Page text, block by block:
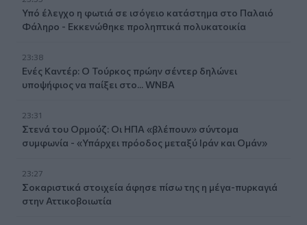
Υπό έλεγχο η φωτιά σε ισόγειο κατάστημα στο Παλαιό
Φάληρο - Εκκενώθηκε προληπτικά πολυκατοικία
23:38
Ενές Καντέρ: Ο Τούρκος πρώην σέντερ δηλώνει
υποψήφιος να παίξει στο... WNBA
23:31
Στενά του Ορμούζ: Οι ΗΠΑ «βλέπουν» σύντομα
συμφωνία - «Υπάρχει πρόοδος μεταξύ Ιράν και Ομάν»
23:27
Σοκαριστικά στοιχεία άφησε πίσω της η μέγα-πυρκαγιά
στην Αττικοβοιωτία